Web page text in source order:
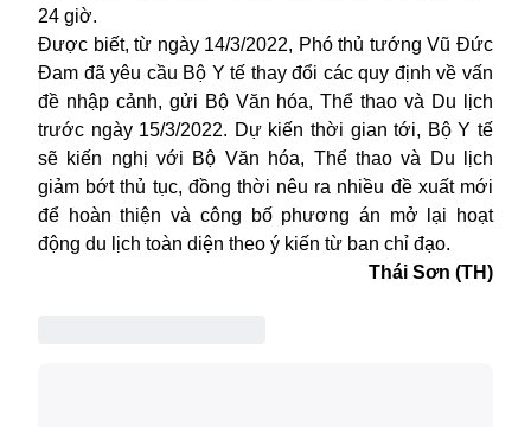
24 giờ.
Được biết, từ ngày 14/3/2022, Phó thủ tướng Vũ Đức
Đam đã yêu cầu Bộ Y tế thay đổi các quy định về vấn
đề nhập cảnh, gửi Bộ Văn hóa, Thể thao và Du lịch
trước ngày 15/3/2022. Dự kiến thời gian tới, Bộ Y tế
sẽ kiến nghị với Bộ Văn hóa, Thể thao và Du lịch
giảm bớt thủ tục, đồng thời nêu ra nhiều đề xuất mới
để hoàn thiện và công bố phương án mở lại hoạt
động du lịch toàn diện theo ý kiến từ ban chỉ đạo.
Thái Sơn (TH)